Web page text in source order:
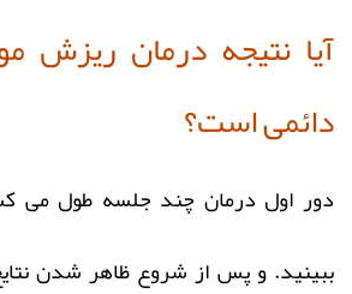
آیا نتیجه درمان ریزش
دائمی است؟
دور اول درمان چند جلسه طول می
ببینید. و پس از شروع ظاهر شدن